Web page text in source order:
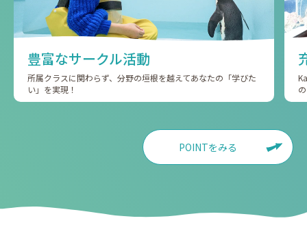
豊富なサークル活動
所属クラスに関わらず、分野の垣根を越えてあなたの「学びた
い」を実現！
POINTをみる